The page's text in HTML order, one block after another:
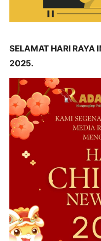
SELAMAT HARI RAYA
2025.